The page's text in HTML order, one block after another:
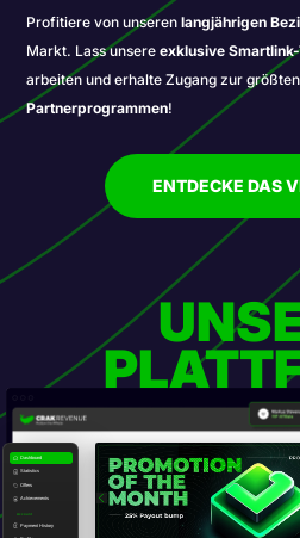
Profitiere von unserenlangjährigen
Markt. Lass unsereexklusive
arbeiten und erhalte Zugang zur
Partnerprogrammen!
ENTDECKE DAS
Dashboard
Statistics
Offers
Achievements
Account
Payment History